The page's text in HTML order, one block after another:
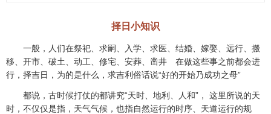
择日小知识
一般，人们在祭祀、求嗣、入学、求医、结婚、嫁娶、远行、搬
移、开市、破土、动工、修宅、安葬、凿井 在做这些事之前都会进
行，择吉日，为的是什么，求吉利俗话说“好的开始乃成功之母”
都说，古时候打仗的都讲究“天时、地利、人和”， 这里所说的天
时，不仅仅是指，天气气候，也指自然运行的时序、天道运行的规